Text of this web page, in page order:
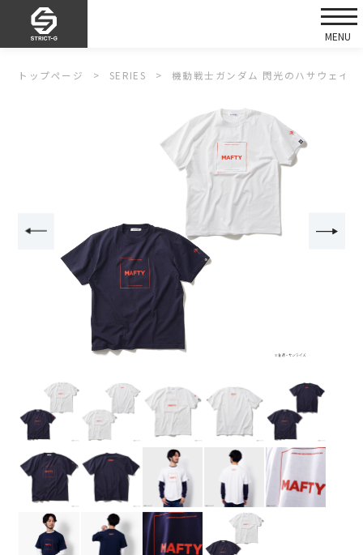
トップページ SERIES 機動戦士ガンダム 閃光のハサウェイ